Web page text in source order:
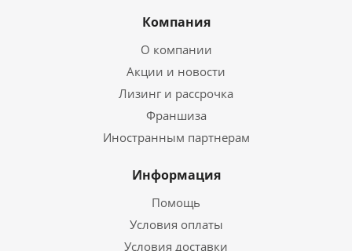
Компания
О компании
Акции и новости
Лизинг и рассрочка
Франшиза
Иностранным партнерам
Информация
Помощь
Условия оплаты
Условия доставки